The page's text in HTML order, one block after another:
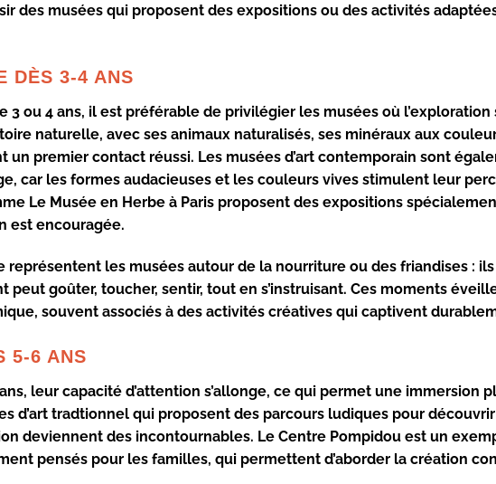
des musées qui proposent des expositions ou des activités
DÈS 3-4 ANS
3 ou 4 ans, il est préférable de privilégier les musées où
naturelle, avec ses animaux naturalisés, ses minéraux aux
un premier contact réussi. Les musées d’art contemporain sont
car les formes audacieuses et les couleurs vives stimulent leur
Le Musée en Herbe à Paris proposent des expositions
est encouragée.
représentent les musées autour de la nourriture ou des friandises :
goûter, toucher, sentir, tout en s’instruisant. Ces moments
souvent associés à des activités créatives qui captivent
5-6 ANS
leur capacité d’attention s’allonge, ce qui permet une immersion
d’art tradtionnel qui proposent des parcours ludiques pour
deviennent des incontournables. Le Centre Pompidou est un
pensés pour les familles, qui permettent d’aborder la création